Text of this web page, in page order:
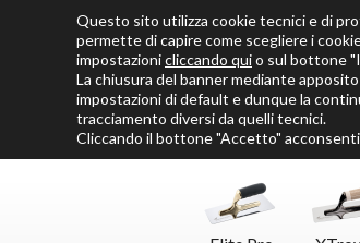
Chi siamo Cataloghi Personalizza SoloMio
Questo sito utilizza cookie tecnici e di
permette di capire come scegliere i
impostazionicliccando quio sul bottone
La chiusura del banner mediante
impostazioni di default e dunque la
tracciamento diversi da quelli tecnici.
Cliccando il bottone "Accetto"